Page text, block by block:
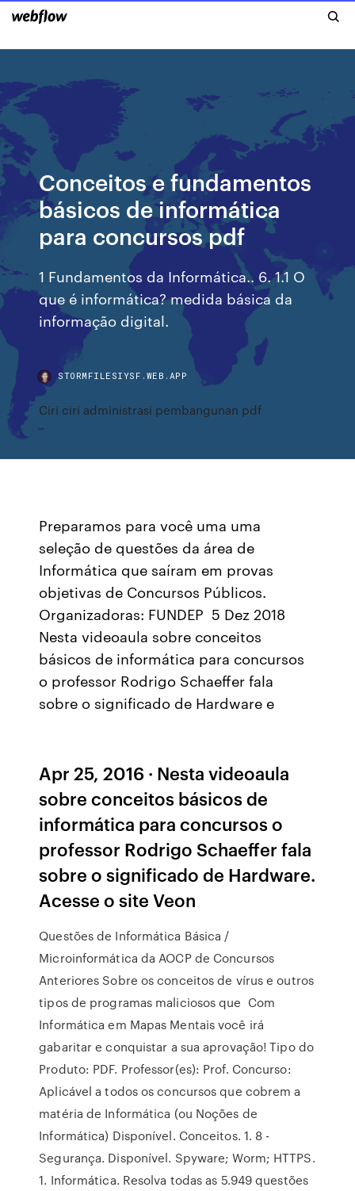
Conceitos e fundamentos
básicos de informática
para concursos pdf
1 Fundamentos da Informática.. 6. 1.1 O
que é informática? medida básica da
informação digital.
STORMFILESIYSF.WEB.APP
Ciri ciri administrasi pembangunan pdf
Preparamos para você uma uma
seleção de questões da área de
Informática que saíram em provas
objetivas de Concursos Públicos.
Organizadoras: FUNDEP 5 Dez 2018
Nesta videoaula sobre conceitos
básicos de informática para concursos
o professor Rodrigo Schaeffer fala
sobre o significado de Hardware e
Apr 25, 2016 · Nesta videoaula
sobre conceitos básicos de
informática para concursos o
professor Rodrigo Schaeffer fala
sobre o significado de Hardware.
Acesse o site Veon
Questões de Informática Básica /
Microinformática da AOCP de Concursos
Anteriores Sobre os conceitos de vírus e outros
tipos de programas maliciosos que Com
Informática em Mapas Mentais você irá
gabaritar e conquistar a sua aprovação! Tipo do
Produto: PDF. Professor(es): Prof. Concurso:
Aplicável a todos os concursos que cobrem a
matéria de Informática (ou Noções de
Informática) Disponível. Conceitos. 1. 8 -
Segurança. Disponível. Spyware; Worm; HTTPS.
1. Informática. Resolva todas as 5.949 questões